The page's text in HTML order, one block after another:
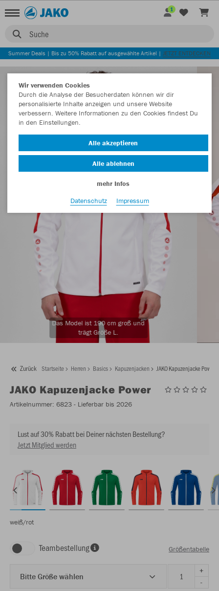
Suche
1
Summer Deals | Bis zu 50% Rabatt auf ausgewählte Artikel | JETZT ENTDECKEN
Das Model ist 190 cm groß und
trägt Größe L.
Zurück Startseite Herren Basics Kapuzenjacken JAKO Kapuzenjacke Power
JAKO Kapuzenjacke Power
Artikelnummer: 6823 - Lieferbar bis 2026
Lust auf 30% Rabatt bei Deiner nächsten Bestellung?
Jetzt Mitglied werden
weiß/rot
Teambestellung Größentabelle
Bitte Größe wählen
+
-
Wir verwenden Cookies
Durch die Analyse der Besucherdaten können wir dir
personalisierte Inhalte anzeigen und unsere Website
verbessern. Weitere Informationen zu den Cookies findest Du
in den Einstellungen.
Alle akzeptieren
Alle ablehnen
mehr Infos
Datenschutz
Impressum